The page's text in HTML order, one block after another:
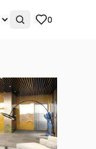
0